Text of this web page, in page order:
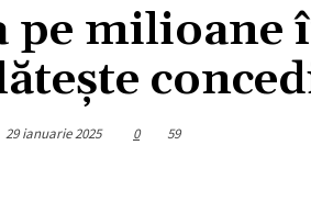
pe
29 ianuarie 2025 0 59